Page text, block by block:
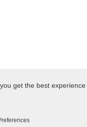
get the best